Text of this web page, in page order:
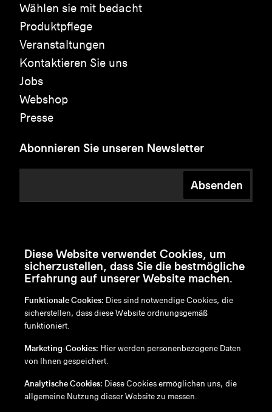
Wählen sie mit bedacht
Produktpflege
Veranstaltungen
Kontaktieren Sie uns
Jobs
Webshop
Presse
Abonnieren Sie unseren Newsletter
Absenden
en/nl/fr/de
Disclaimer
Cookie-Richtlinie
Diese Website verwendet Cookies, um
sicherzustellen, dass Sie die bestmögliche
Erfahrung auf unserer Website machen.
Funktionale Cookies: Dies sind notwendige Cookies, die
sicherstellen, dass diese Website ordnungsgemäß
funktioniert.
Marketing-Cookies: Hier werden personenbezogene Daten
von Ihnen gespeichert.
Analytische Cookies: Diese Cookies ermöglichen uns, die
allgemeine Nutzung dieser Website zu messen.